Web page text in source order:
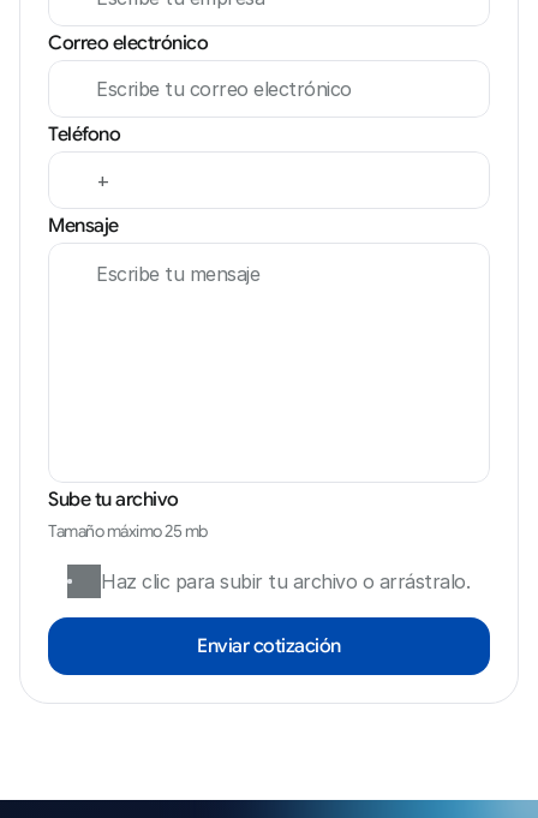
Correo electrónico
Teléfono
Mensaje
Sube tu archivo
Tamaño máximo 25 mb
Haz clic para subir tu archivo o arrástralo.
Enviar cotización